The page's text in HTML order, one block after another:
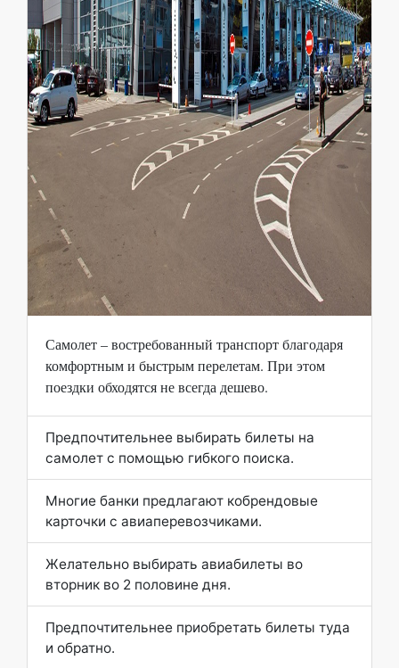
Самолет – востребованный транспорт благодаря
комфортным и быстрым перелетам. При этом
поездки обходятся не всегда дешево.
Предпочтительнее выбирать билеты на
самолет с помощью гибкого поиска.
Многие банки предлагают кобрендовые
карточки с авиаперевозчиками.
Желательно выбирать авиабилеты во
вторник во 2 половине дня.
Предпочтительнее приобретать билеты туда
и обратно.